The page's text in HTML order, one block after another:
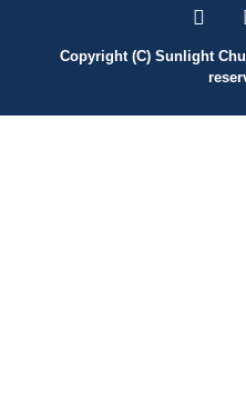
Copyright (C) Sunlight